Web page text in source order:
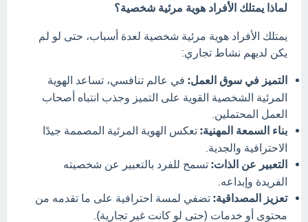
لماذا يمتلك الأفراد هوية مرئية شخصية؟
يمتلك الأفراد هوية مرئية شخصية لعدة أسباب، حتى لو لم
يكن لديهم نشاط تجاري:
التميز في سوق العمل: في عالم تنافسي، تساعد الهوية
المرئية الشخصية القوية على التميز وجذب انتباه أصحاب
العمل المحتملين.
بناء السمعة المهنية: تعكس الهوية المرئية المصممة جيدًا
الاحترافية والجدية.
التعبير عن الذات: تسمح للفرد بالتعبير عن شخصيته
الفريدة وإبداعه.
تعزيز المصداقية: تضفي لمسة احترافية على ما تقدمه من
محتوى أو خدمات (حتى لو كانت غير تجارية).